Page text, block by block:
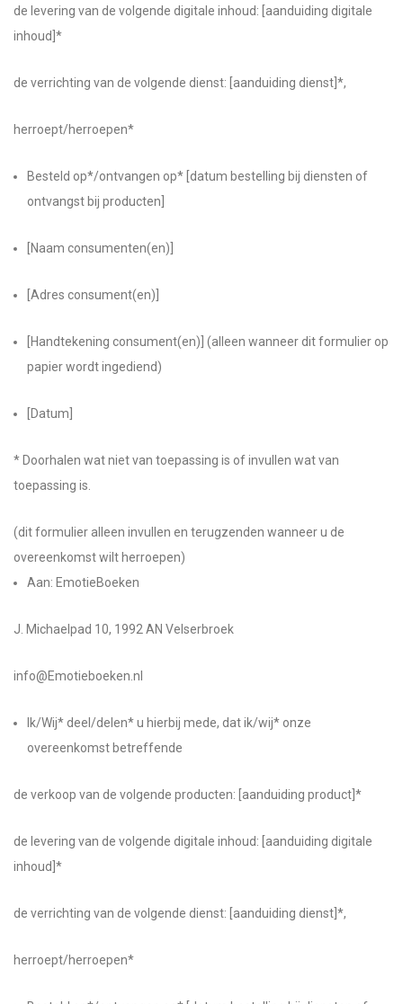
de levering van de volgende digitale inhoud: [aanduiding digitale
inhoud]*
de verrichting van de volgende dienst: [aanduiding dienst]*,
herroept/herroepen*
Besteld op*/ontvangen op* [datum bestelling bij diensten of
ontvangst bij producten]
[Naam consumenten(en)]
[Adres consument(en)]
[Handtekening consument(en)] (alleen wanneer dit formulier op
papier wordt ingediend)
[Datum]
* Doorhalen wat niet van toepassing is of invullen wat van
toepassing is.
(dit formulier alleen invullen en terugzenden wanneer u de
overeenkomst wilt herroepen)
Aan: EmotieBoeken
J. Michaelpad 10, 1992 AN Velserbroek
info@Emotieboeken.nl
Ik/Wij* deel/delen* u hierbij mede, dat ik/wij* onze
overeenkomst betreffende
de verkoop van de volgende producten: [aanduiding product]*
de levering van de volgende digitale inhoud: [aanduiding digitale
inhoud]*
de verrichting van de volgende dienst: [aanduiding dienst]*,
herroept/herroepen*